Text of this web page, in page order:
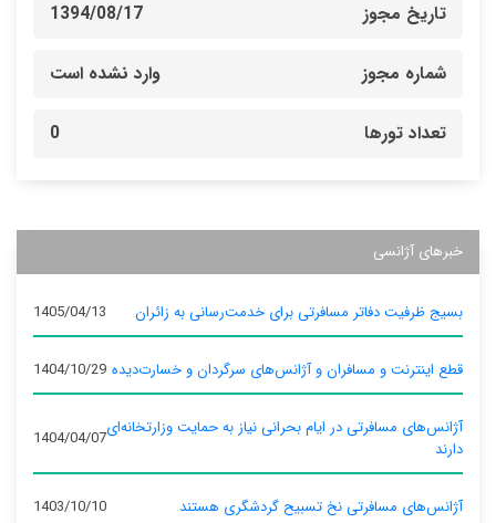
تاریخ مجوز 1394/08/17
شماره مجوز وارد نشده است
تعداد تورها 0
خبرهای آژانسی
بسیج ظرفیت دفاتر مسافرتی برای خدمت‌رسانی به زائران 1405/04/13
قطع اینترنت و مسافران و آژانس‌های سرگردان و خسارت‌دیده 1404/10/29
آژانس‌های مسافرتی در ایام بحرانی نیاز به حمایت وزارتخانه‌ای
دارند
1404/04/07
آژانس‌های مسافرتی نخ تسبیح گردشگری هستند 1403/10/10